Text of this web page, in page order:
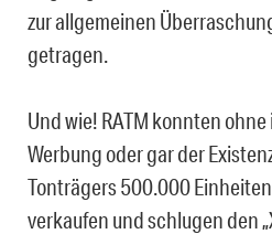
zur allgemeinen
getragen.
Und wie! RATM konnten
Werbung oder gar der
Tonträgers 500.000
verkaufen und schlugen den